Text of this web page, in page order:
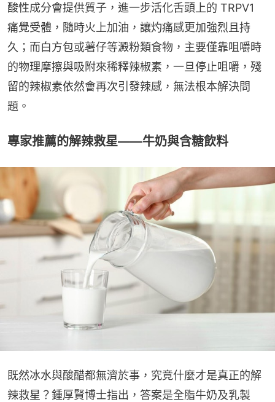
酸性成分會提供質子，進一步活化舌頭上的 TRPV1
痛覺受體，隨時火上加油，讓灼痛感更加強烈且持
久；而白方包或薯仔等澱粉類食物，主要僅靠咀嚼時
的物理摩擦與吸附來稀釋辣椒素，一旦停止咀嚼，殘
留的辣椒素依然會再次引發辣感，無法根本解決問
題。
專家推薦的解辣救星——牛奶與含糖飲料
既然冰水與酸醋都無濟於事，究竟什麼才是真正的解
辣救星？鍾厚賢博士指出，答案是全脂牛奶及乳製